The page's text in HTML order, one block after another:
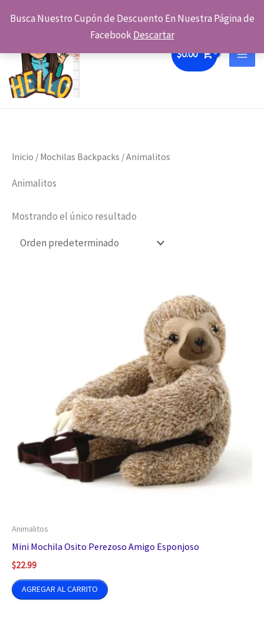
Busca Nuestro Cupón de Descuento En Nuestra Página de
FacebookDescartar
$0.00
Inicio / Mochilas Backpacks / Animalitos
Animalitos
Mostrando el único resultado
Animalitos
Mini Mochila Osito Perezoso Amigo Esponjoso
$22.99
AGREGAR AL CARRITO